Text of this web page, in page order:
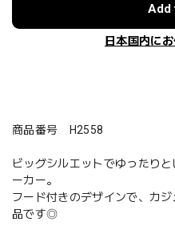
Add
日本国内に
商品番号 H2558
ビッグシルエットでゆったり
ーカー。
フード付きのデザインで、カ
品です◎